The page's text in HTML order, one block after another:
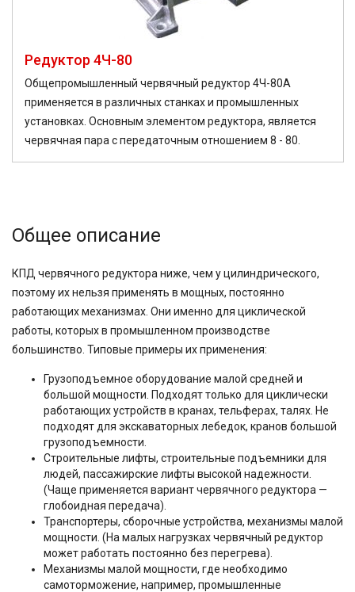
Редуктор 4Ч-80
Общепромышленный червячный редуктор 4Ч-80А
применяется в различных станках и промышленных
установках. Основным элементом редуктора, является
червячная пара с передаточным отношением 8 - 80.
Общее описание
КПД червячного редуктора ниже, чем у цилиндрического,
поэтому их нельзя применять в мощных, постоянно
работающих механизмах. Они именно для циклической
работы, которых в промышленном производстве
большинство. Типовые примеры их применения:
Грузоподъемное оборудование малой средней и
большой мощности. Подходят только для циклически
работающих устройств в кранах, тельферах, талях. Не
подходят для экскаваторных лебедок, кранов большой
грузоподъемности.
Строительные лифты, строительные подъемники для
людей, пассажирские лифты высокой надежности.
(Чаще применяется вариант червячного редуктора —
глобоидная передача).
Транспортеры, сборочные устройства, механизмы малой
мощности. (На малых нагрузках червячный редуктор
может работать постоянно без перегрева).
Механизмы малой мощности, где необходимо
самоторможение, например, промышленные